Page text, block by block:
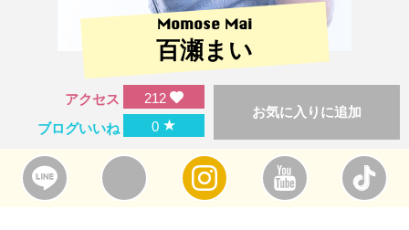
Momose Mai
百瀬まい
アクセス
212
ブログいいね
0 ★
お気に入りに追加